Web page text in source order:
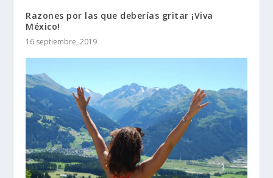
Razones por las que deberías gritar ¡Viva
México!
16 septiembre, 2019